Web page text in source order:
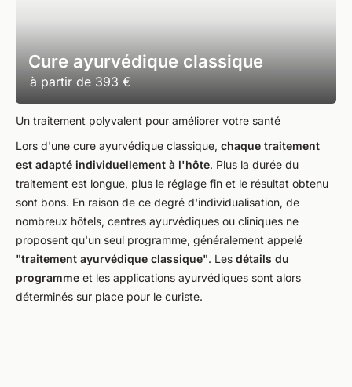
Cure ayurvédique classique
à partir de 393 €
Un traitement polyvalent pour améliorer votre santé
Lors d'une cure ayurvédique classique, chaque traitement
est adapté individuellement à l'hôte. Plus la durée du
traitement est longue, plus le réglage fin et le résultat obtenu
sont bons. En raison de ce degré d'individualisation, de
nombreux hôtels, centres ayurvédiques ou cliniques ne
proposent qu'un seul programme, généralement appelé
"traitement ayurvédique classique". Les détails du
programme et les applications ayurvédiques sont alors
déterminés sur place pour le curiste.